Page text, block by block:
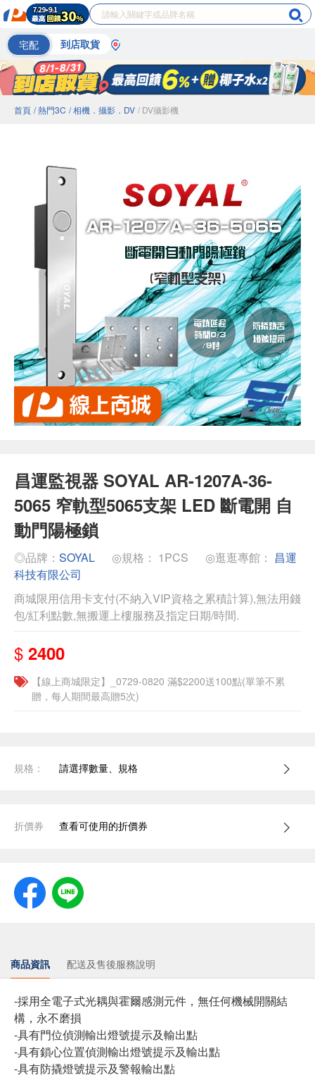
宅配 到店取貨
首頁 / 熱門3C / 相機．攝影．DV / DV攝影機
昌運監視器 SOYAL AR-1207A-36-
5065 窄軌型5065支架 LED 斷電開 自
動門陽極鎖
◎品牌： SOYAL ◎規格： 1PCS ◎逛逛專館： 昌運
科技有限公司
商城限用信用卡支付(不納入VIP資格之累積計算),無法用錢
包/紅利點數,無搬運上樓服務及指定日期/時間.
$ 2400
【線上商城限定】_0729-0820 滿$2200送100點(單筆不累
贈，每人期間最高贈5次)
規格： 請選擇數量、規格
折價券 查看可使用的折價券
商品資訊 配送及售後服務說明
-採用全電子式光耦與霍爾感測元件，無任何機械開關結
構，永不磨損
-具有門位偵測輸出燈號提示及輸出點
-具有鎖心位置偵測輸出燈號提示及輸出點
-具有防撬燈號提示及警報輸出點